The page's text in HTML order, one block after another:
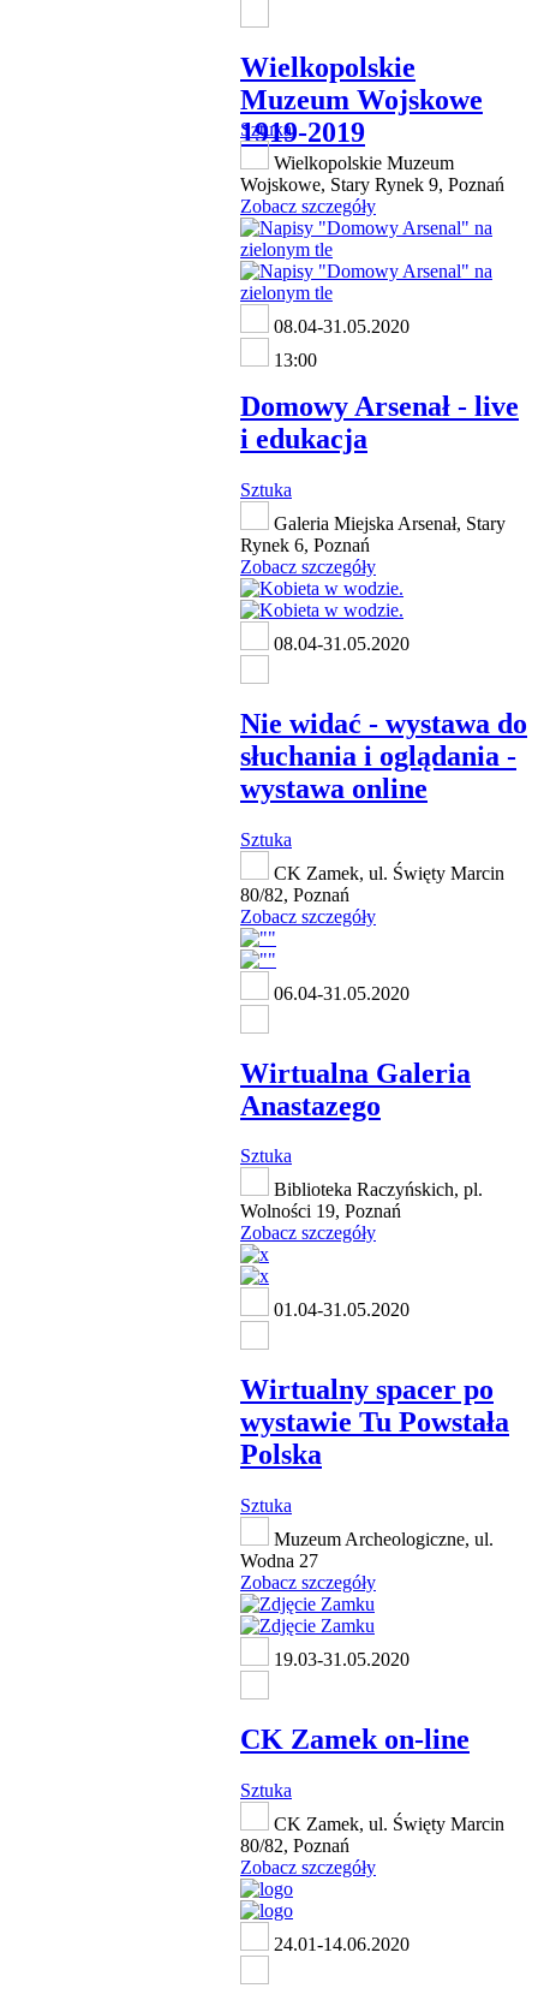
Wielkopolskie
Muzeum Wojskowe
1919-2019
Sztuka
Wielkopolskie Muzeum
Wojskowe, Stary Rynek 9, Poznań
Zobacz szczegóły
08.04-31.05.2020
13:00
Domowy Arsenał - live
i edukacja
Sztuka
Galeria Miejska Arsenał, Stary
Rynek 6, Poznań
Zobacz szczegóły
08.04-31.05.2020
Nie widać - wystawa do
słuchania i oglądania -
wystawa online
Sztuka
CK Zamek, ul. Święty Marcin
80/82, Poznań
Zobacz szczegóły
06.04-31.05.2020
Wirtualna Galeria
Anastazego
Sztuka
Biblioteka Raczyńskich, pl.
Wolności 19, Poznań
Zobacz szczegóły
01.04-31.05.2020
Wirtualny spacer po
wystawie Tu Powstała
Polska
Sztuka
Muzeum Archeologiczne, ul.
Wodna 27
Zobacz szczegóły
19.03-31.05.2020
CK Zamek on-line
Sztuka
CK Zamek, ul. Święty Marcin
80/82, Poznań
Zobacz szczegóły
24.01-14.06.2020